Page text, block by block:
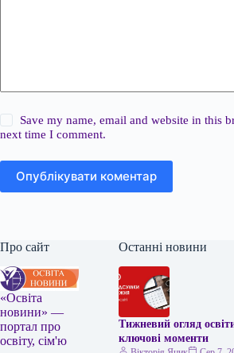
Save my name, email and website in this
next time I comment.
Опублікувати коментар
Про сайт
«Освіта
новини» —
портал про
освіту, сім'ю
Останні новини
Тижневий огляд
ключові моменти